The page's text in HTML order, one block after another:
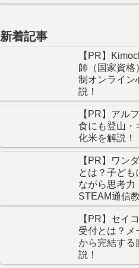
新着記事
【PR】
師（国家資格
制オンライン
説！
【PR】アル
食にも登山・
化米を解説！
【PR】ワン
とは？子ども
ながら思考力
STEAM通信
【PR】セイ
受付とは？メ
から完結する
説！